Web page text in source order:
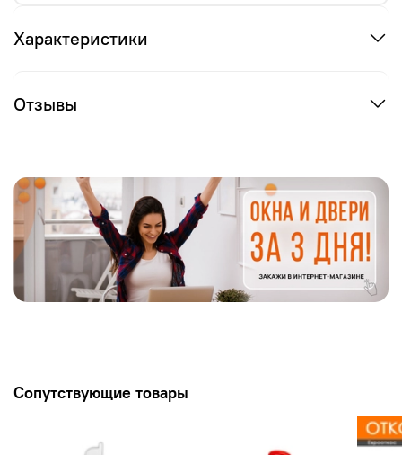
Характеристики
Отзывы
Сопутствующие товары